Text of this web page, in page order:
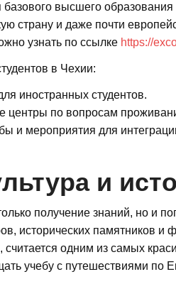
высшего
страну и даже почти
узнать по ссылке https://
в Чехии:
иностранных студентов.
центры по вопросам
и мероприятия для
и
получение знаний, но и
исторических памятников
считается одним из самых
учебу с путешествиями по